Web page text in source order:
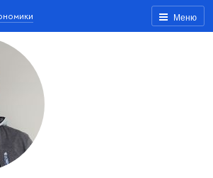
Меню